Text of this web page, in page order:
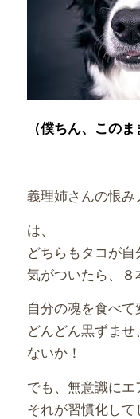
（僕ちん、この
義理姉さんの恨み
は、
どちらもタコが自
気がついたら、８
自分の魂を食べて
どんどん黒ずま
ないか！
でも、無意識にエ
それが習慣化して